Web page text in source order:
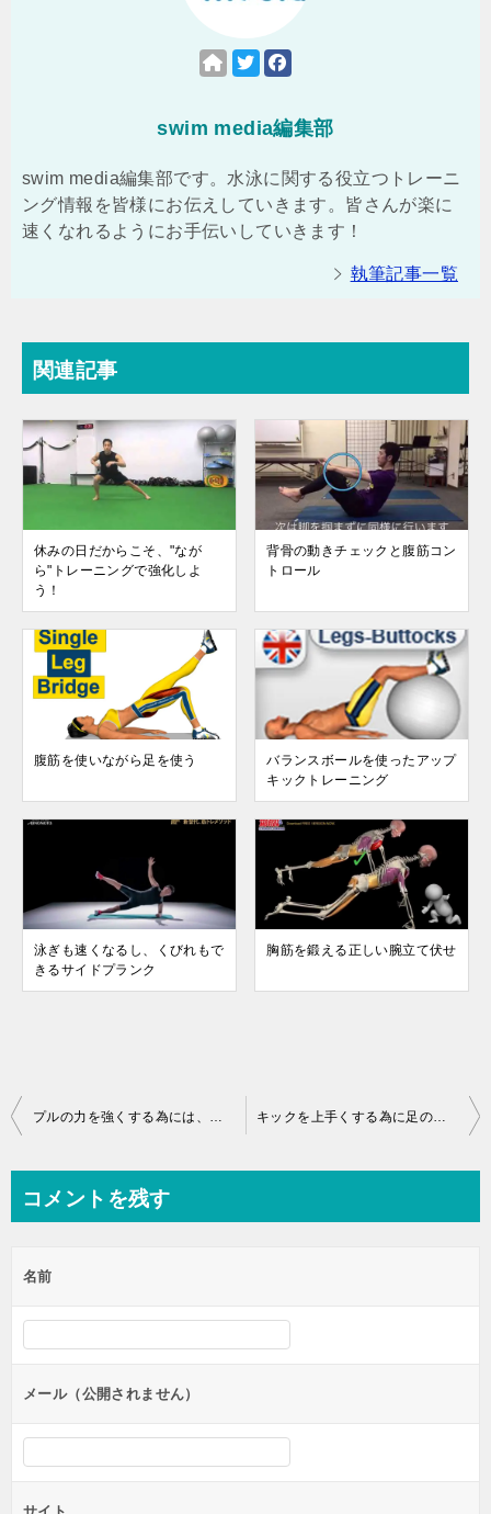
swim media編集部
swim media編集部です。水泳に関する役立つトレーニ
ング情報を皆様にお伝えしていきます。皆さんが楽に
速くなれるようにお手伝いしていきます！
執筆記事一覧
関連記事
休みの日だからこそ、"なが
ら"トレーニングで強化しよ
う！
背骨の動きチェックと腹筋コン
トロール
腹筋を使いながら足を使う
バランスボールを使ったアップ
キックトレーニング
泳ぎも速くなるし、くびれもで
きるサイドプランク
胸筋を鍛える正しい腕立て伏せ
投
ビ
ー
シ
ン
コメントを残す
名前
メール（公開されません）
サイト